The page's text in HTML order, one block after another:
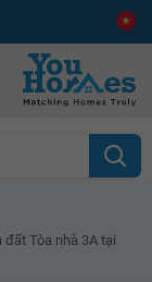
Tòa nhà 3A tại